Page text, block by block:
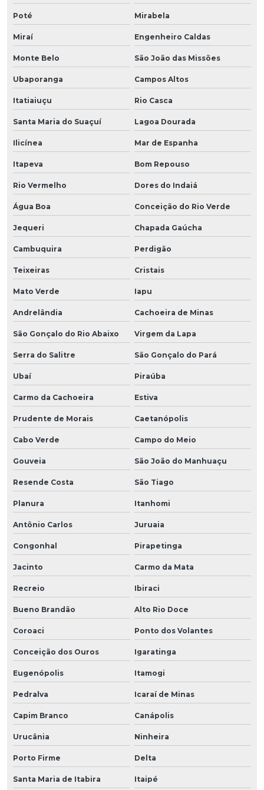
Poté Mirabela
Miraí Engenheiro Caldas
Monte Belo São João das Missões
Ubaporanga Campos Altos
Itatiaiuçu Rio Casca
Santa Maria do Suaçuí Lagoa Dourada
Ilicínea Mar de Espanha
Itapeva Bom Repouso
Rio Vermelho Dores do Indaiá
Água Boa Conceição do Rio Verde
Jequeri Chapada Gaúcha
Cambuquira Perdigão
Teixeiras Cristais
Mato Verde Iapu
Andrelândia Cachoeira de Minas
São Gonçalo do Rio Abaixo Virgem da Lapa
Serra do Salitre São Gonçalo do Pará
Ubaí Piraúba
Carmo da Cachoeira Estiva
Prudente de Morais Caetanópolis
Cabo Verde Campo do Meio
Gouveia São João do Manhuaçu
Resende Costa São Tiago
Planura Itanhomi
Antônio Carlos Juruaia
Congonhal Pirapetinga
Jacinto Carmo da Mata
Recreio Ibiraci
Bueno Brandão Alto Rio Doce
Coroaci Ponto dos Volantes
Conceição dos Ouros Igaratinga
Eugenópolis Itamogi
Pedralva Icaraí de Minas
Capim Branco Canápolis
Urucânia Ninheira
Porto Firme Delta
Santa Maria de Itabira Itaipé